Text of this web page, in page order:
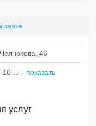
карте
46
... - показать
услуг